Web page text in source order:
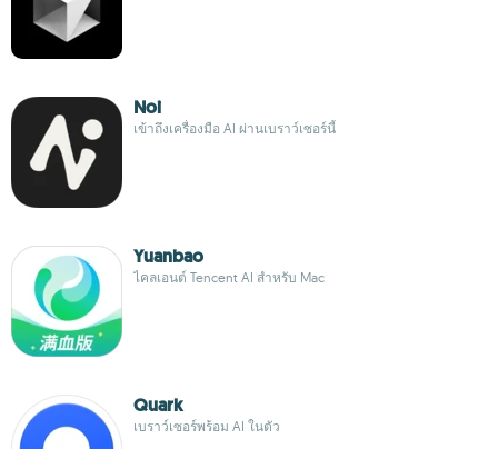
Noi
เข้าถึงเครื่องมือ AI ผ่านเบราว์เซอร์นี้
Yuanbao
ไคลเอนต์ Tencent AI สำหรับ Mac
Quark
เบราว์เซอร์พร้อม AI ในตัว